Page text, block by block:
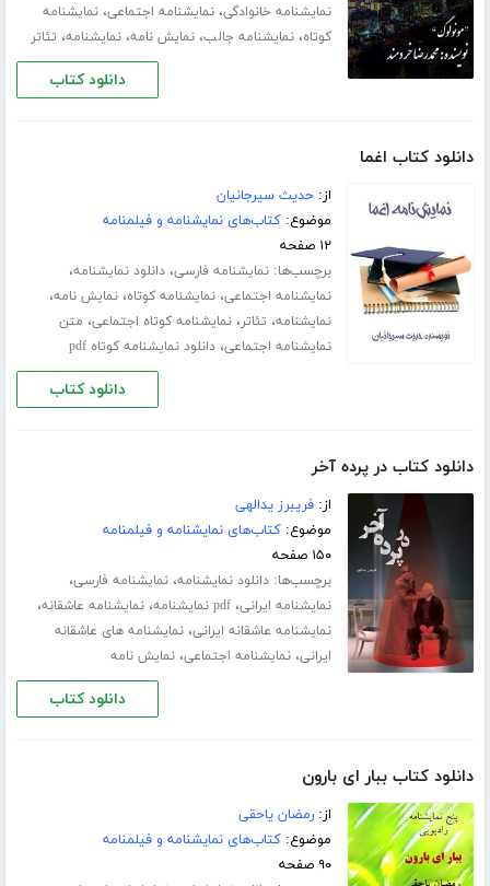
نمایشنامه خانوادگی،نمایشنامه اجتماعی،نمایشنامه
کوتاه،نمایشنامه جالب،نمایش نامه،نمایشنامه، تئاتر
دانلود کتاب
دانلود کتاب اغما
از:حدیث سیرجانیان
موضوع:کتاب‌های نمایشنامه و فیلمنامه
۱۲ صفحه
برچسب‌ها:نمایشنامه فارسی،دانلود نمایشنامه،
نمایشنامه اجتماعی،نمایشنامه کوتاه،نمایش نامه،
نمایشنامه، تئاتر،نمایشنامه کوتاه اجتماعی، متن
نمایشنامه اجتماعی،دانلود نمایشنامه کوتاه pdf
دانلود کتاب
دانلود کتاب در پرده آخر
از:فریبرز یدالهی
موضوع:کتاب‌های نمایشنامه و فیلمنامه
۱۵۰ صفحه
برچسب‌ها:دانلود نمایشنامه،نمایشنامه فارسی،
نمایشنامه ایرانی،pdf نمایشنامه ،نمایشنامه عاشقانه،
نمایشنامه عاشقانه ایرانی،نمایشنامه های عاشقانه
ایرانی،نمایشنامه اجتماعی،نمایش نامه
دانلود کتاب
دانلود کتاب ببار ای بارون
از:رمضان یاحقی
موضوع:کتاب‌های نمایشنامه و فیلمنامه
۹۰ صفحه